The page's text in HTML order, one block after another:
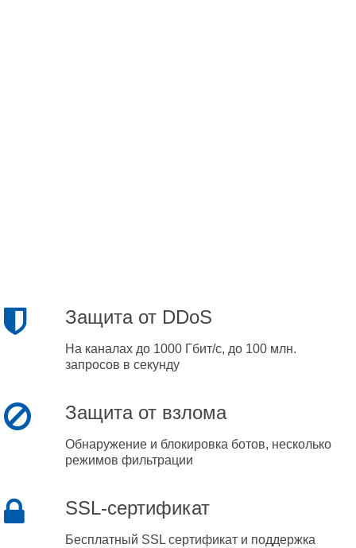
Защита от DDoS
На каналах до 1000 Гбит/с, до 100 млн.
запросов в секунду
Защита от взлома
Обнаружение и блокировка ботов, несколько
режимов фильтрации
SSL-сертификат
Бесплатный SSL сертификат и поддержка